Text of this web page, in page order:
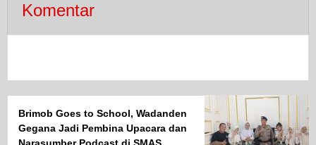
Komentar
Brimob Goes to School, Wadanden
Gegana Jadi Pembina Upacara dan